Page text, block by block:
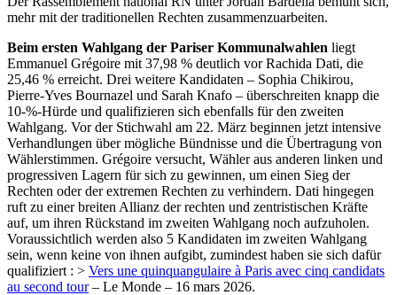
mehr mit der traditionellen Rechten zusammenzuarbeiten.
Beim ersten Wahlgang der Pariser Kommunalwahlen liegt
Emmanuel Grégoire mit 37,98 % deutlich vor Rachida Dati, die
25,46 % erreicht. Drei weitere Kandidaten – Sophia Chikirou,
Pierre‑Yves Bournazel und Sarah Knafo – überschreiten knapp die
10-%-Hürde und qualifizieren sich ebenfalls für den zweiten
Wahlgang. Vor der Stichwahl am 22. März beginnen jetzt intensive
Verhandlungen über mögliche Bündnisse und die Übertragung von
Wählerstimmen. Grégoire versucht, Wähler aus anderen linken und
progressiven Lagern für sich zu gewinnen, um einen Sieg der
Rechten oder der extremen Rechten zu verhindern. Dati hingegen
ruft zu einer breiten Allianz der rechten und zentristischen Kräfte
auf, um ihren Rückstand im zweiten Wahlgang noch aufzuholen.
Voraussichtlich werden also 5 Kandidaten im zweiten Wahlgang
sein, wenn keine von ihnen aufgibt, zumindest haben sie sich dafür
qualifiziert : > Vers une quinquangulaire à Paris avec cinq candidats
au second tour– Le Monde – 16 mars 2026.